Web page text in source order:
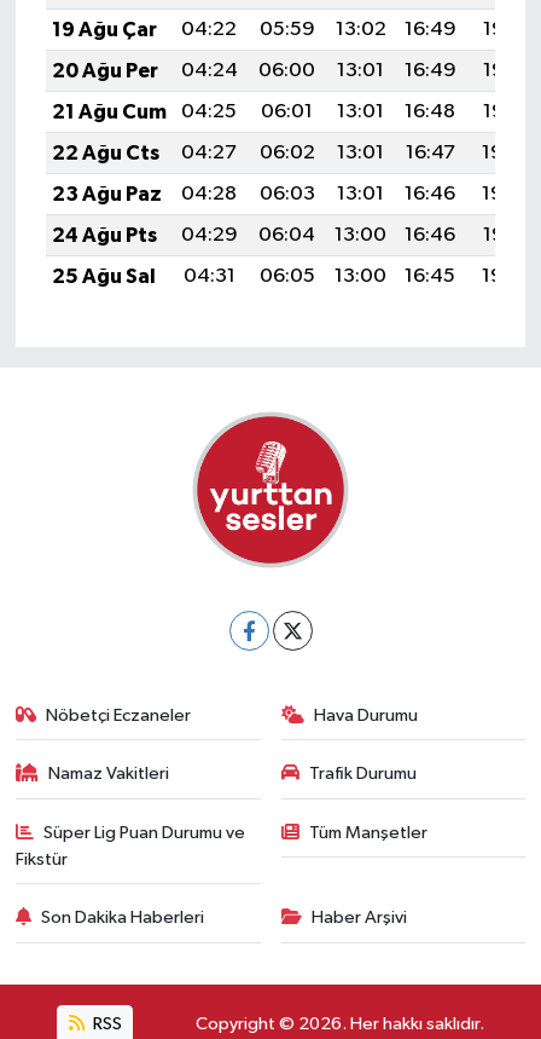
19 Ağu Çar
04:22 05:59 13:02 16:49
19:55
20 Ağu Per
04:24 06:00 13:01 16:49
19:53
21 Ağu Cum
04:25 06:01 13:01 16:48
19:52
22 Ağu Cts
04:27 06:02 13:01 16:47
19:50
23 Ağu Paz
04:28 06:03 13:01 16:46
19:49
24 Ağu Pts
04:29 06:04 13:00 16:46
19:47
25 Ağu Sal
04:31 06:05 13:00 16:45 19:46
Nöbetçi Eczaneler Hava Durumu
Namaz Vakitleri Trafik Durumu
Süper Lig Puan Durumu ve
Fikstür
Tüm Manşetler
Son Dakika Haberleri Haber Arşivi
RSS Copyright © 2026. Her hakkı saklıdır.